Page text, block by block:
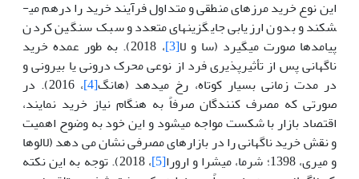
این نوع خرید مرزهای منطقی و متداول فرآیند خرید را درهم می­
شکند و بدون ارزیابی جایگزین­های متعدد و سبک سنگین کردن
پیامدها صورت می­گیرد (سا و لا[3]
، 2018). به طور عمده خرید
ناگهانی پس از تأثیرپذیری فرد از نوعی محرک درونی یا بیرونی و
در مدت زمانی بسیار کوتاه، رخ می­دهد (هانگ[4]
، 2016). در
صورتی که مصرف کنندگان صرفاً به هنگام نیاز خرید نمایند،
اقتصاد بازار با شکست مواجه می­شود و این خود به وضوح اهمیت
و نقش خرید ناگهانی را در بازارهای مصرفی نشان می دهد (لالوها
و میری، 1398؛ شرما، میشرا و ارورا
[5]
، 2018). توجه به این نکته